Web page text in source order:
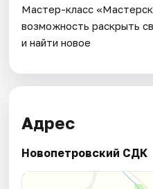
Мастер-класс
возможность раскрыть
и найти новое
Адрес
Новопетровский СДК